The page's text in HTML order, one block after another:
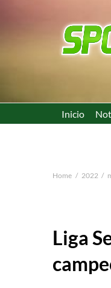
Inicio
Home 2022
Liga